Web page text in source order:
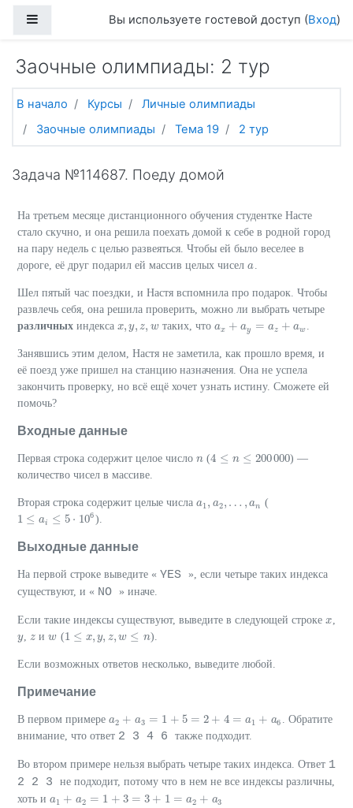
Боковая панельВы используете гостевой доступ (Вход)
Заочные олимпиады: 2 тур
В начало Курсы
Личные олимпиады
Заочные олимпиады
Тема 19 2 тур
Задача №114687. Поеду домой
На третьем месяце дистанционного обучения студентке Насте
стало скучно, и она решила поехать домой к себе в родной город
на пару недель с целью развеяться. Чтобы ей было веселее в
дороге, её друг подарил ей массив целых чисел a
a .
Шел пятый час поездки, и Настя вспомнила про подарок. Чтобы
развлечь себя, она решила проверить, можно ли выбрать четыре
различных индекса x, y, z, w
x, y,z ,w таких, что ax + ay = az + aw
ax+ay=a z+a w .
Занявшись этим делом, Настя не заметила, как прошло время, и
её поезд уже пришел на станцию назначения. Она не успела
закончить проверку, но всё ещё хочет узнать истину. Сможете ей
помочь?
Входные данные
Первая строка содержит целое число n
n (4 ≤ n ≤ 200000
4 ≤n ≤200 000
) —
количество чисел в массиве.
Вторая строка содержит целые числа a1, a2 , … , an
a1 , a2,… , a n (
1 ≤ ai ≤ 5 ⋅ 106
1 ≤a ≤5 10 6 ).
Выходные данные
На первой строке выведите « YES
», если четыре таких индекса
существуют, и « NO » иначе.
Если такие индексы существуют, выведите в следующей строке x
x ,
y
y, z
z иw
w (1 ≤ x, y, z, w ≤ n
1≤x y,z,w≤n ).
Если возможных ответов несколько, выведите любой.
Примечание
В первом примере a2 + a3 = 1 + 5 = 2 + 4 = a1 + a6
a2 +a3=1 +5 =2 +4= a1 +a 6
. Обратите
внимание, что ответ 2 3 4 6 также подходит.
Во втором примере нельзя выбрать четыре таких индекса. Ответ 1
2 2 3 не подходит, потому что в нем не все индексы различны,
хоть и a1 + a2 = 1 + 3 = 3 + 1 = a2 + a3
a1 +a2=1 +3 =3 +1= a2 +a 3